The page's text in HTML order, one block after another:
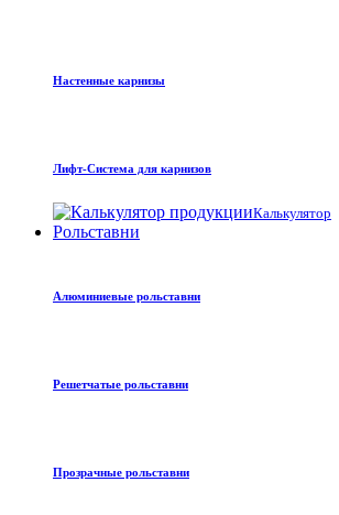
Настенные карнизы
Лифт-Система для карнизов
Калькулятор
Рольставни
Алюминиевые рольставни
Решетчатые рольставни
Прозрачные рольставни